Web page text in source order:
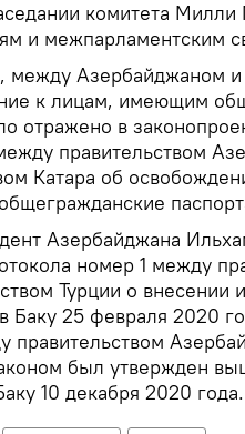
комитета
и межпарламентским
между Азербайджаном
к лицам, имеющим
отражено в
правительством
Катара об
Азербайджана
номер 1 между
Турции о внесении
Баку 25 февраля 2020
правительством
был утвержден
10 декабря 2020 года.